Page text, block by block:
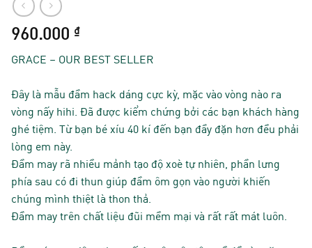
960.000 ₫
GRACE – OUR BEST SELLER
Đây là mẫu đầm hack dáng cực kỳ, mặc vào vòng nào ra
vòng nấy hihi. Đã được kiểm chứng bởi các bạn khách hàng
ghé tiệm. Từ bạn bé xíu 40 kí đến bạn đầy đặn hơn đều phải
lòng em này.
Đầm may rã nhiều mảnh tạo độ xoè tự nhiên, phần lưng
phía sau có đi thun giúp đầm ôm gọn vào người khiến
chúng mình thiệt là thon thả.
Đầm may trên chất liệu đũi mềm mại và rất rất mát luôn.